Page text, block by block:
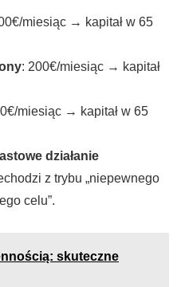
miesiąc → kapitał w 65
: 200€/miesiąc → kapitał
miesiąc → kapitał w 65
działanie
z trybu „niepewnego
celu”.
skuteczne